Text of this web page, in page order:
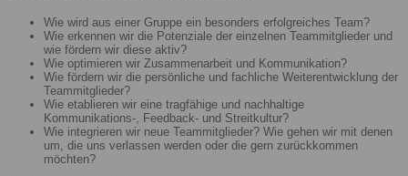
Wie wird aus einer Gruppe ein besonders erfolgreiches Team?
Wie erkennen wir die Potenziale der einzelnen Teammitglieder und
wie fördern wir diese aktiv?
Wie optimieren wir Zusammenarbeit und Kommunikation?
Wie fördern wir die persönliche und fachliche Weiterentwicklung der
Teammitglieder?
Wie etablieren wir eine tragfähige und nachhaltige
Kommunikations-, Feedback- und Streitkultur?
Wie integrieren wir neue Teammitglieder? Wie gehen wir mit denen
um, die uns verlassen werden oder die gern zurückkommen
möchten?